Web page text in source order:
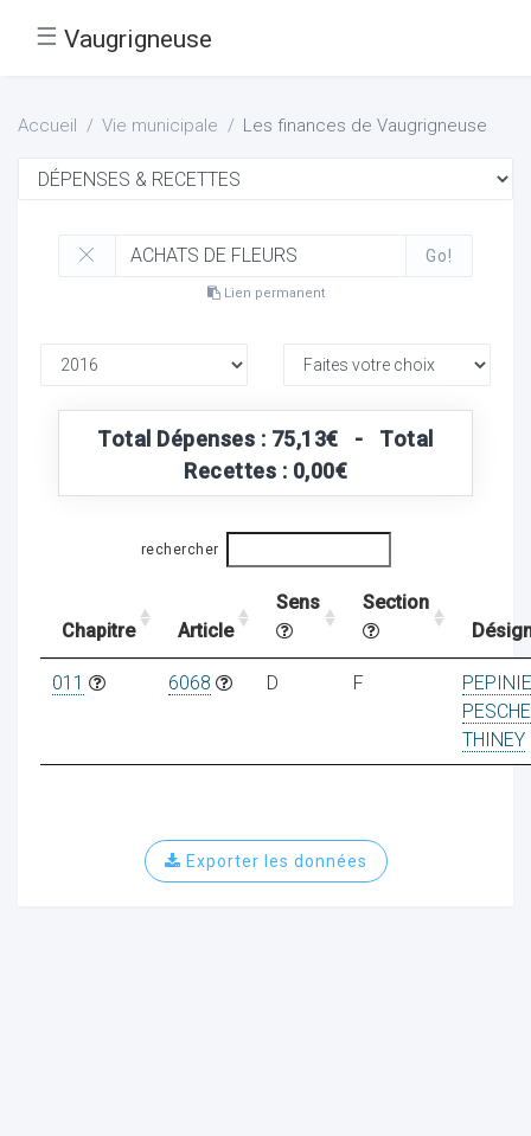
☰ Vaugrigneuse
Accueil Vie municipale Les finances de Vaugrigneuse
Go!
Lien permanent
Total Dépenses : 75,13€ - Total
Recettes : 0,00€
rechercher
Chapitre Article
Sens
Section
011 6068 D F
THINEY
Exporter les données